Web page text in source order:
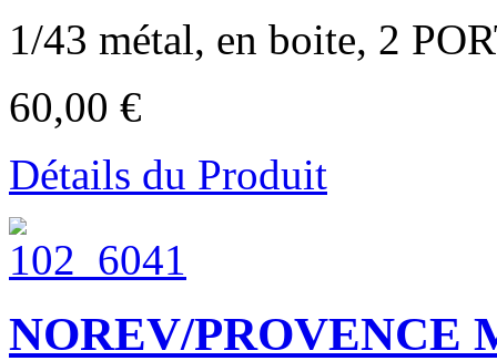
1/43 métal, en boite, 2
60,00 €
Détails du Produit
NOREV/PROVENCE